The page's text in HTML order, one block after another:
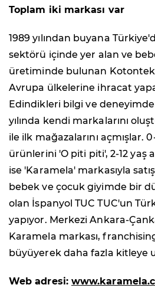
Toplam iki markası var
1989 yılından buyana
sektörü içinde yer alan ve
üretiminde bulunan
Avrupa ülkelerine ihracat
Edindikleri bilgi ve
yılında kendi markalarını
ile ilk mağazalarını açmışlar.
ürünlerini 'O piti piti', 2-12 yaş
ise 'Karamela' markasıyla
bebek ve çocuk giyimde bir
olan İspanyol TUC TUC'un
yapıyor. Merkezi Ankara-
Karamela markası,
büyüyerek daha fazla kitleye
Web adresi: